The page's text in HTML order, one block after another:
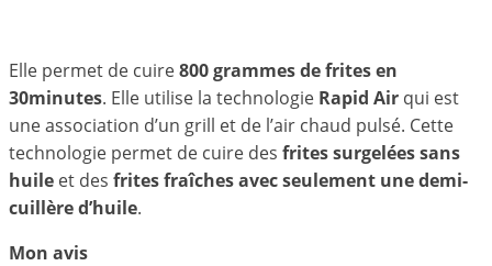
Elle permet de cuire800 grammes de frites en
30minutes. Elle utilise la technologie Rapid Air qui est
une association d’un grill et de l’air chaud pulsé. Cette
technologie permet de cuire des frites surgelées sans
huile et des frites fraîches avec seulement une demi-
cuillère d’huile.
Mon avis